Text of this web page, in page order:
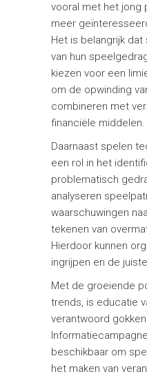
vooral met het jong
meer
Het is belangrijk
van hun
kiezen voor een
om de opwinding
combineren met
financiële middelen.
Daarnaast spelen
een rol in het
problematisch
analyseren
waarschuwingen
tekenen van
Hierdoor kunnen
ingrijpen en de
Met de groeiende
trends, is educatie
verantwoord
beschikbaar om
het maken van